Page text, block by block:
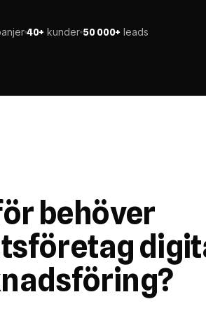
40+ kunder 50 000+ leads
behöver